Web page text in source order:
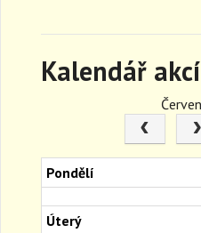
Kalendář akcí
Pondělí
Úterý